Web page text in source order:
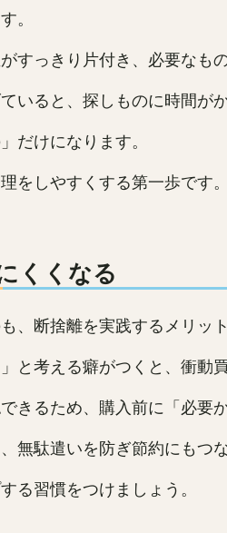
。
すっきり片付き、必要なも
いると、探しものに時間が
だけになります。
をしやすくする第一歩です。
くくなる
、断捨離を実践するメリット
と考える癖がつくと、衝動
きるため、購入前に「必要
無駄遣いを防ぎ節約にもつな
る習慣をつけましょう。